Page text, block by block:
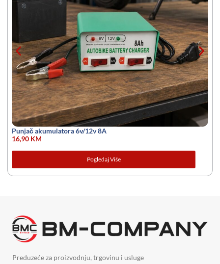
Punjač akumulatora 6v/12v 8A
16,90 KM
Pogledaj Više
Preduzeće za proizvodnju, trgovinu i usluge